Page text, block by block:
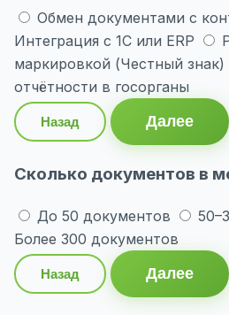
Обмен документами с
Интеграция с 1С или ERP
маркировкой (Честный знак)
отчётности в госорганы
Назад Далее
Сколько документов в
До 50 документов
Более 300 документов
Назад Далее